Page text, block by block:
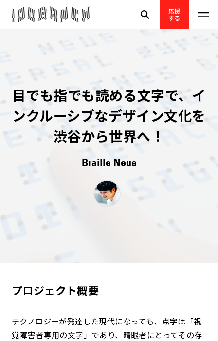
応援
する
目でも指でも読める文字で、イ
ンクルーシブなデザイン文化を
渋谷から世界へ！
Braille Neue
プロジェクト概要
テクノロジーが発達した現代になっても、点字は「視
覚障害者専用の文字」であり、晴眼者にとってその存